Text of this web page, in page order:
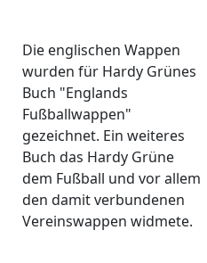
Die englischen Wappen
wurden für Hardy Grünes
Buch "Englands
Fußballwappen"
gezeichnet. Ein weiteres
Buch das Hardy Grüne
dem Fußball und vor allem
den damit verbundenen
Vereinswappen widmete.